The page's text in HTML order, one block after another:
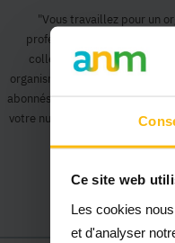
Ce site web
Les cookies
et d'analyser
"Vous travaillez pour un
professionnel vous
collègues pourront créer
organisme et interagir au nom
abonnés).</0>Cette inscription
votre numéro Banque